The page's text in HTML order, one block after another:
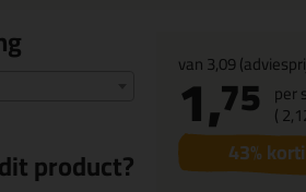
product?
van3,09
1,75 per
(2,
43%